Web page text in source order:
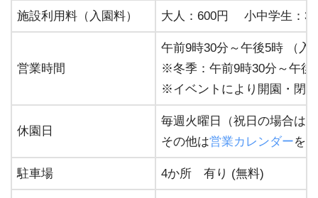
施設利⽤料（入園料） 大人：600円 小中学生：
営業時間
午前9時30分～午後5時 （入
※冬季：午前9時30分～午後
※イベントにより開園・閉
休園日
毎週火曜日（祝日の場合は
その他は営業カレンダーを
駐⾞場 4か所 有り (無料)